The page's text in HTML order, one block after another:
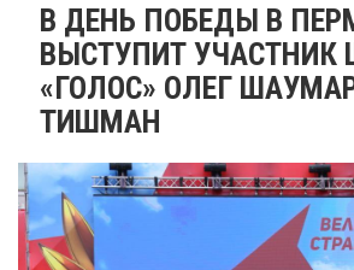
В ДЕНЬ ПОБЕДЫ В
ВЫСТУПИТ УЧАСТНИК
«ГОЛОС» ОЛЕГ
ТИШМАН